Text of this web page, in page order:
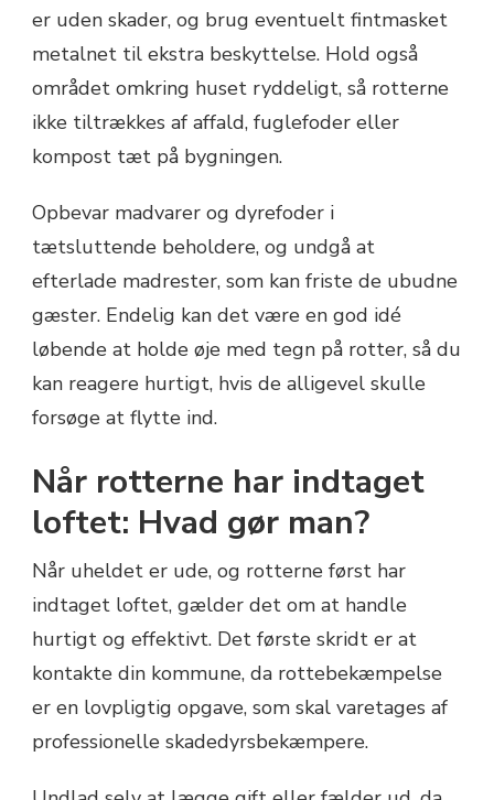
er uden skader, og brug eventuelt fintmasket
metalnet til ekstra beskyttelse. Hold også
området omkring huset ryddeligt, så rotterne
ikke tiltrækkes af affald, fuglefoder eller
kompost tæt på bygningen.
Opbevar madvarer og dyrefoder i
tætsluttende beholdere, og undgå at
efterlade madrester, som kan friste de ubudne
gæster. Endelig kan det være en god idé
løbende at holde øje med tegn på rotter, så du
kan reagere hurtigt, hvis de alligevel skulle
forsøge at flytte ind.
Når rotterne har indtaget
loftet: Hvad gør man?
Når uheldet er ude, og rotterne først har
indtaget loftet, gælder det om at handle
hurtigt og effektivt. Det første skridt er at
kontakte din kommune, da rottebekæmpelse
er en lovpligtig opgave, som skal varetages af
professionelle skadedyrsbekæmpere.